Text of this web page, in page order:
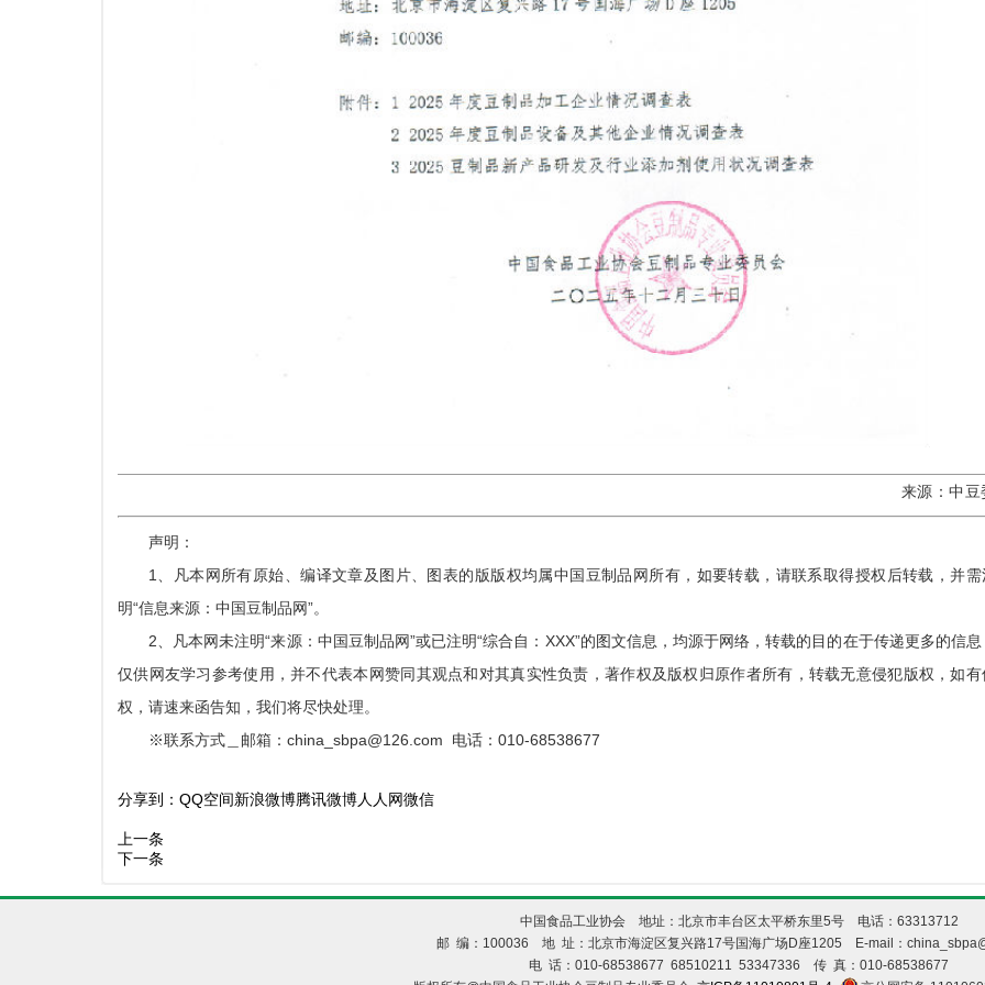
来源：中豆
声明：
1、凡本网所有原始、编译文章及图片、图表的版版权均属中国豆制品网所有，如要转载，请联系取得授权后转载，并需
明“信息来源：中国豆制品网”。
2、凡本网未注明“来源：中国豆制品网”或已注明“综合自：XXX”的图文信息，均源于网络，转载的目的在于传递更多的信息
仅供网友学习参考使用，并不代表本网赞同其观点和对其真实性负责，著作权及版权归原作者所有，转载无意侵犯版权，如有
权，请速来函告知，我们将尽快处理。
※联系方式＿邮箱：china_sbpa@126.com 电话：010-68538677
分享到： QQ空间新浪微博腾讯微博人人网微信
上一条
下一条
中国食品工业协会 地址：北京市丰台区太平桥东里5号 电话：63313712
邮 编：100036 地 址：北京市海淀区复兴路17号国海广场D座1205 E-mail：
电 话：010-68538677 68510211 53347336 传 真：010-68538677